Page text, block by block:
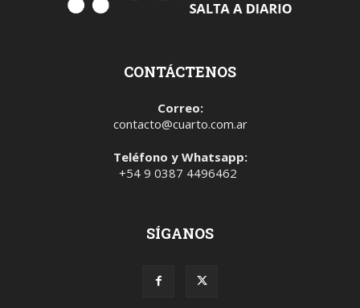
CONTÁCTENOS
Correo:
contacto@cuarto.com.ar
Teléfono y Whatsapp:
+54 9 0387 4496462
SÍGANOS